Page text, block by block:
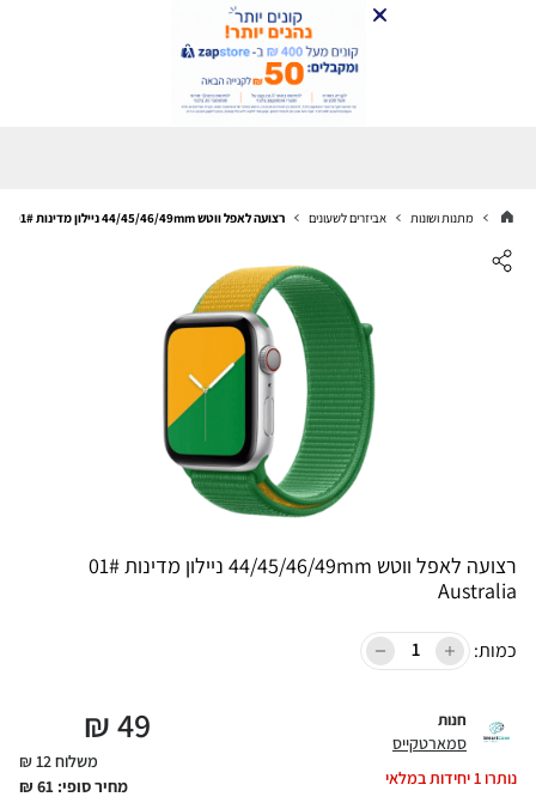
מתנות ושונות אביזרים לשעונים רצועה לאפל ווטש 44/45/46/49mm ניילון מדינות 01# Australia
רצועה לאפל ווטש 44/45/46/49mm ניילון מדינות 01#
Australia
כמות:
חנות
סמארטקייס
נותרו1יחידות במלאי
49
₪
משלוח 12 ₪
מחיר סופי: 61
₪